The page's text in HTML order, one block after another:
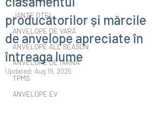
JANTE OȚEL
ANVELOPE DE VARĂ
ANVELOPE ALL SEASON
ANVELOPE DE IARNĂ
TPMS
ANVELOPE EV
producătorilor și mărcile
de anvelope apreciate în
întreaga lume
Updated: Aug 19, 2025